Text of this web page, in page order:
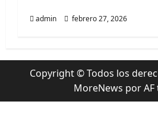
sadmin febrero 27, 2026
Copyright © Todos los
MoreNews por AF